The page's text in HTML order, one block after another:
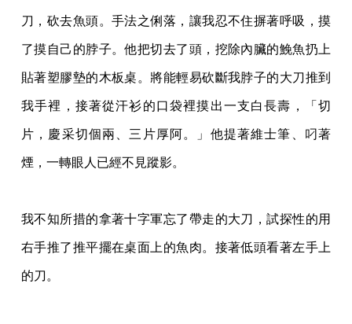
刀，砍去魚頭。手法之俐落，讓我忍不住摒著呼吸，摸
了摸自己的脖子。他把切去了頭，挖除內臟的鮸魚扔上
貼著塑膠墊的木板桌。將能輕易砍斷我脖子的大刀推到
我手裡，接著從汗衫的口袋裡摸出一支白長壽，「切
片 ，慶采切個兩、三片厚阿。」他提著維士筆、叼著
煙，一轉眼人已經不見蹤影。
我不知所措的拿著十字軍忘了帶走的大刀，試探性的用
右手推了推平擺在桌面上的魚肉。接著低頭看著左手上
的刀。